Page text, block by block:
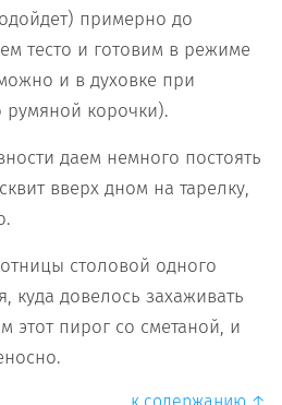
примерно до
тесто и готовим в режиме
и в духовке при
румяной корочки).
даем немного постоять
вверх дном на тарелку,
столовой одного
куда довелось захаживать
этот пирог со сметаной, и